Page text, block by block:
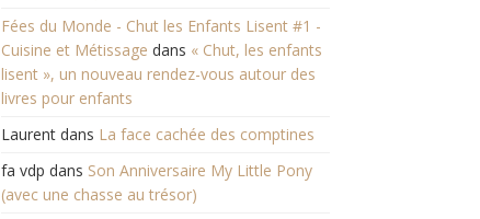
Fées du Monde - Chut les Enfants Lisent #1 -
Cuisine et Métissage dans « Chut, les enfants
lisent », un nouveau rendez-vous autour des
livres pour enfants
Laurentdans La face cachée des comptines
fa vdp dans Son Anniversaire My Little Pony
(avec une chasse au trésor)